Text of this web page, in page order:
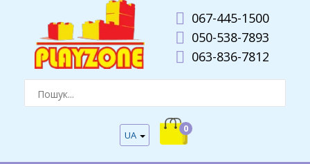
067-445-1500
050-538-7893
063-836-7812
UA
0